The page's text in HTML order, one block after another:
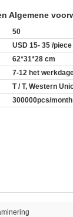
Algemene
50
USD 15- 35 /piece
62*31*28 cm
7-12 het
T / T, Western
300000pcs/month